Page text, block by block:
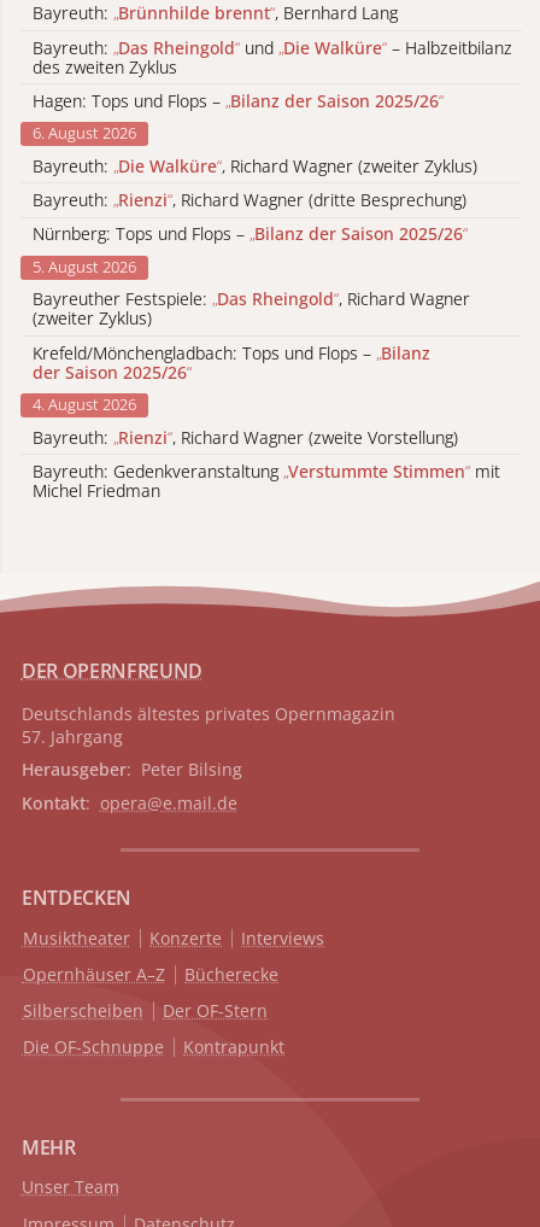
Bayreuth: „Brünnhilde brennt“, Bernhard Lang
Bayreuth: „Das Rheingold“ und „Die Walküre“ – Halbzeitbilanz
des zweiten Zyklus
Hagen: Tops und Flops – „Bilanz der Saison 2025/26“
6. August 2026
Bayreuth: „Die Walküre“, Richard Wagner (zweiter Zyklus)
Bayreuth: „Rienzi“, Richard Wagner (dritte Besprechung)
Nürnberg: Tops und Flops – „Bilanz der Saison 2025/26“
5. August 2026
Bayreuther Festspiele: „Das Rheingold“, Richard Wagner
(zweiter Zyklus)
Krefeld/Mönchengladbach: Tops und Flops – „Bilanz
der Saison 2025/26“
4. August 2026
Bayreuth: „Rienzi“, Richard Wagner (zweite Vorstellung)
Bayreuth: Gedenkveranstaltung „Verstummte Stimmen“ mit
Michel Friedman
DER OPERNFREUND
Deutschlands ältestes privates Opernmagazin
57. Jahrgang
Herausgeber: Peter Bilsing
Kontakt: opera@e.mail.de
ENTDECKEN
Musiktheater Konzerte
Interviews
Opernhäuser A–Z
Bücherecke
Silberscheiben
Der OF-Stern
Die OF-Schnuppe
Kontrapunkt
MEHR
Unser Team